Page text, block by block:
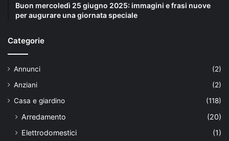
Buon mercoledì 25 giugno 2025: immagini e frasi nuove
per augurare una giornata speciale
Categorie
Annunci
(2)
Anziani
(2)
Casa e giardino
(118)
Arredamento
(20)
Elettrodomestici
(1)